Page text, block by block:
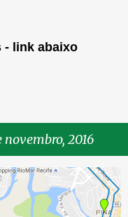
- link abaixo
2016